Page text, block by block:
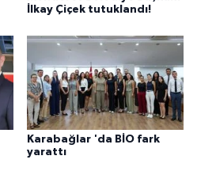
İlkay Çiçek tutuklandı!
Karabağlar 'da BİO fark
yarattı